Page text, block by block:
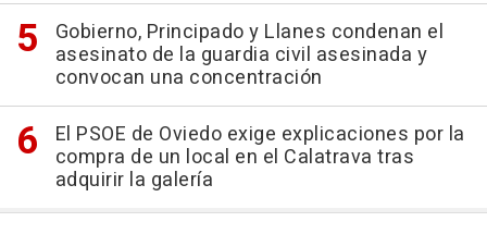
Gobierno, Principado y Llanes condenan el
asesinato de la guardia civil asesinada y
convocan una concentración
El PSOE de Oviedo exige explicaciones por la
compra de un local en el Calatrava tras
adquirir la galería